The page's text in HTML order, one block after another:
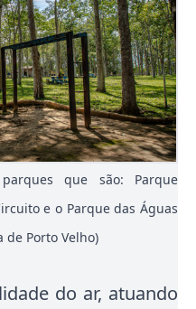
que são: Parque
e o Parque das Águas
de Porto Velho)
do ar, atuando